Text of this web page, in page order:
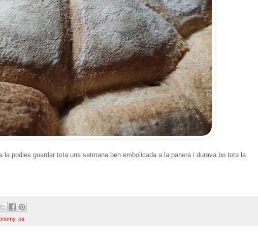
podies guardar tota una setmana ben embolicada a la panera i durava bo tota la
, pa